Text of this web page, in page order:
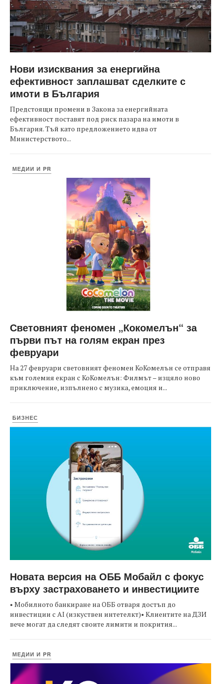
Нови изисквания за енергийна
ефективност заплашват сделките с
имоти в България
Предстоящи промени в Закона за енергийната
ефективност поставят под риск пазара на имоти в
България. Тъй като предложението идва от
Министерството...
МЕДИИ И PR
Световният феномен „Кокомелън“ за
първи път на голям екран през
февруари
На 27 февруари световният феномен КоКомелън се отправя
към големия екран с КоКомелън: Филмът – изцяло ново
приключение, изпълнено с музика, емоция и...
БИЗНЕС
Новата версия на ОББ Мобайл с фокус
върху застраховането и инвестициите
• Мобилното банкиране на ОББ отваря достъп до
инвестиции с AI (изкуствен интетелкт)• Клиентите на ДЗИ
вече могат да следят своите лимити и покрития...
МЕДИИ И PR